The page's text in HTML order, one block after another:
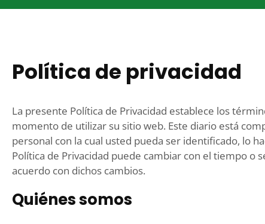
Política de privacidad
La presente Política de Privacidad establece los
momento de utilizar su sitio web. Este diario está
personal con la cual usted pueda ser identificado, lo
Política de Privacidad puede cambiar con el tiempo o
acuerdo con dichos cambios.
Quiénes somos